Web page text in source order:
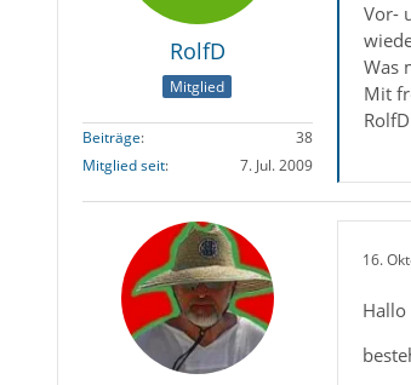
RolfD
Mitglied
Beiträge
38
Mitglied seit
7. Jul. 2009
Vor-
Was
Mit
RolfD
16.
Hallo